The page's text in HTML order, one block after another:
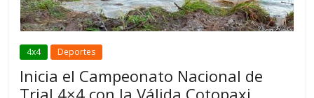
4x4 Deportes
Inicia el Campeonato Nacional de
Trial 4×4 con la Válida Cotopaxi